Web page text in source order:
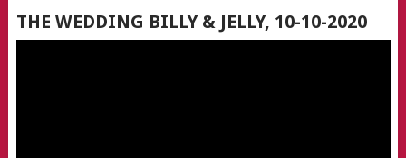
THE WEDDING BILLY & JELLY, 10-10-2020